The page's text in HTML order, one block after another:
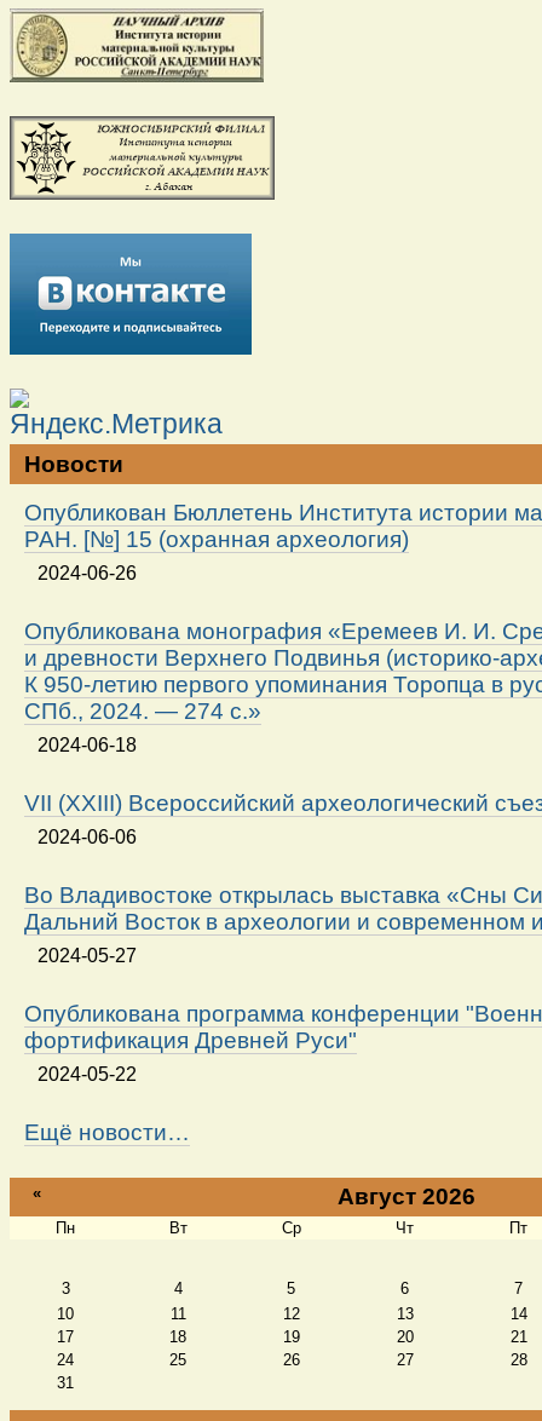
Новости
Опубликован Бюллетень Института истории
РАН. [№] 15 (охранная археология)
2024-06-26
Опубликована монография «Еремеев И. И.
и древности Верхнего Подвинья (историко-
К 950-летию первого упоминания Торопца в
СПб., 2024. — 274 с.»
2024-06-18
VII (XXIII) Всероссийский археологический
2024-06-06
Во Владивостоке открылась выставка «Сны
Дальний Восток в археологии и современном
2024-05-27
Опубликована программа конференции
фортификация Древней Руси"
2024-05-22
Ещё новости…
« Август 2026
Пн Вт Ср Чт Пт
3 4 5 6
7
10
11 12 13
14
17
18 19 20
21
24
25 26 27
28
31